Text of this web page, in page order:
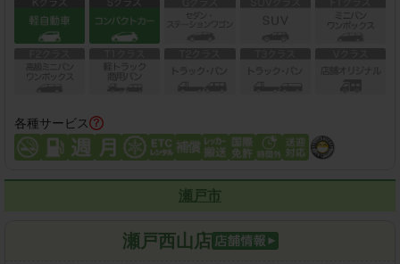
各種サービス
瀬戸市
瀬戸西山店